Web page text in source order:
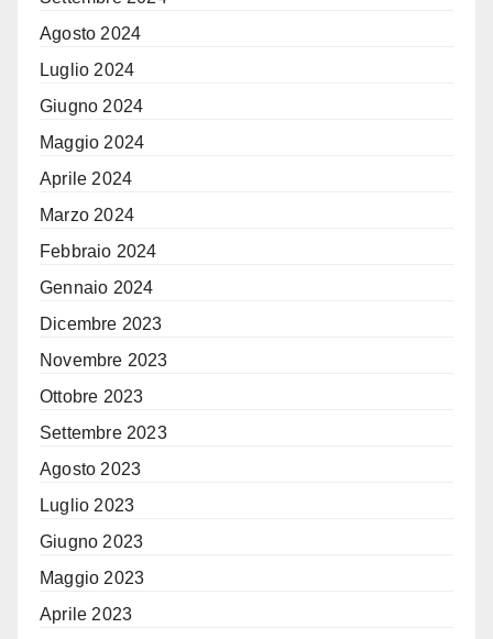
Agosto 2024
Luglio 2024
Giugno 2024
Maggio 2024
Aprile 2024
Marzo 2024
Febbraio 2024
Gennaio 2024
Dicembre 2023
Novembre 2023
Ottobre 2023
Settembre 2023
Agosto 2023
Luglio 2023
Giugno 2023
Maggio 2023
Aprile 2023